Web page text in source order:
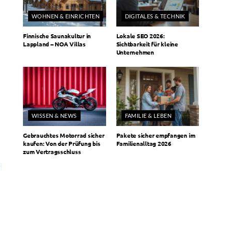
WOHNEN & EINRICHTEN
Finnische Saunakultur in
Lappland – NOA Villas
DIGITALES & TECHNIK
Lokale SEO 2026:
Sichtbarkeit für kleine
Unternehmen
WISSEN & NEWS
Gebrauchtes Motorrad sicher
kaufen: Von der Prüfung bis
zum Vertragsschluss
FAMILIE & LEBEN
Pakete sicher empfangen im
Familienalltag 2026